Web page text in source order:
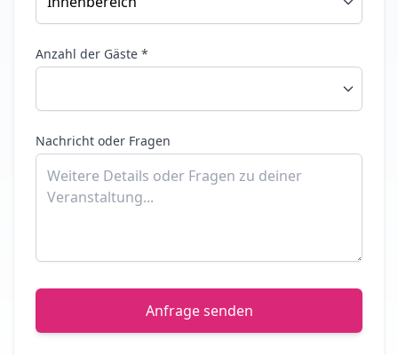
Anzahl der Gäste *
Nachricht oder Fragen
Anfrage senden